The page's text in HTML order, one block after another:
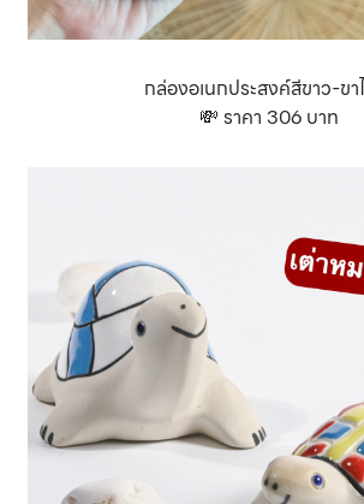
กล่องอเนกประสงค์สีขาว-ขา
💸 ราคา 306 บาท